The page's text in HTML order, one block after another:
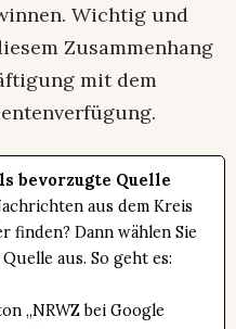
Wichtig und
Zusammenhang
mit dem
bevorzugte Quelle
aus dem Kreis
finden? Dann wählen Sie
aus. So geht es:
„NRWZ bei Google